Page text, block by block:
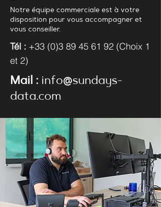
Notre équipe commerciale est à votre
disposition pour vous accompagner et
vous conseiller.
Tél : +33 (0)3 89 45 61 92 (Choix 1
et 2)
Mail : info@sundays-
data.com